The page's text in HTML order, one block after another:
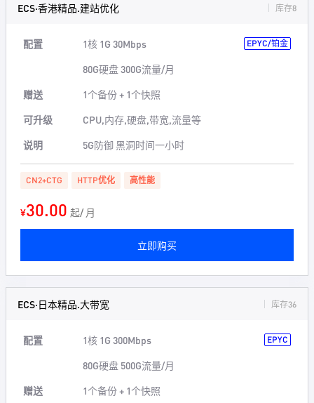
ECS·香港精品.建站优化 库存8
配置 1核 1G 30Mbps EPYC/铂金
80G硬盘 300G流量/月
赠送
1个备份 + 1个快照
可升级
CPU,内存,硬盘,带宽,流量等
说明
5G防御 黑洞时间一小时
CN2+CTG HTTP优化 高性能
¥30.00 起/ 月
立即购买
ECS·日本精品.大带宽 库存36
配置 1核 1G 300Mbps EPYC
80G硬盘 500G流量/月
赠送
1个备份 + 1个快照